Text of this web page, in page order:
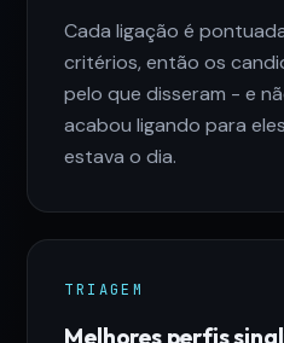
Cada ligação é
critérios, então os
pelo que disseram - e
acabou ligando para
estava o dia.
TRIAGEM
Melhores perfis